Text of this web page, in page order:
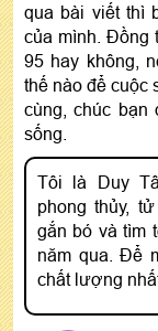
qua bài viết thì
của mình. Đồng
95 hay không,
thế nào để cuộc
cùng, chúc bạn
sống.
Tôi là Duy
phong thủy,
gắn bó và tìm
năm qua. Để
chất lượng